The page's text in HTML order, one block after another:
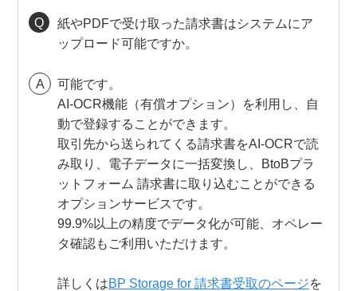
紙やPDFで受け取った請求書はシステムにア
ップロード可能ですか。
可能です。
AI-OCR機能（有償オプション）を利用し、自
動で登録することができます。
取引先から送られてくる請求書をAI-OCRで読
み取り、電子データに一括変換し、BtoBプラ
ットフォーム 請求書に取り込むことができる
オプションサービスです。
99.9%以上の精度でデータ化が可能、オペレー
タ確認もご利用いただけます。
詳しくはBP Storage for 請求書受取のページを